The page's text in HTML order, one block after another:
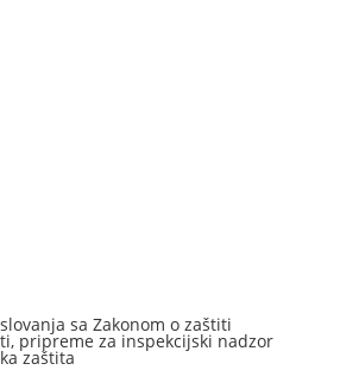
sa Zakonom o zaštiti
pripreme za inspekcijski nadzor
zaštita